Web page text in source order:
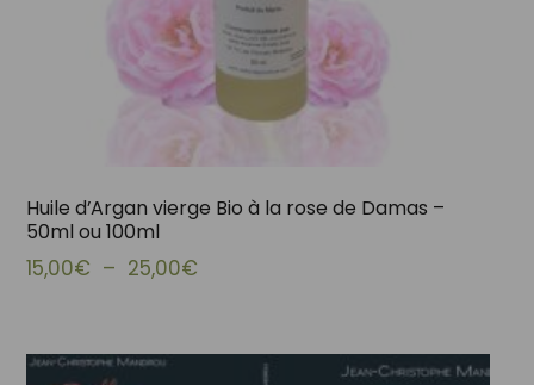
Huile d’Argan vierge Bio à la rose de Damas –
50ml ou 100ml
15,00€ – 25,00€Plage de prix : 15,00€ à 25,00€